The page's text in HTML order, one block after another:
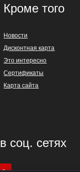
Кроме того
Новости
Дисконтная карта
Это интересно
Сертификаты
Карта сайта
соц. сетях